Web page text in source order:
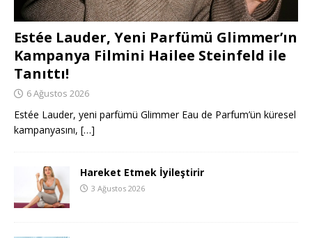
Estée Lauder, Yeni Parfümü Glimmer’ın
Kampanya Filmini Hailee Steinfeld ile
Tanıttı!
6 Ağustos 2026
Estée Lauder, yeni parfümü Glimmer Eau de Parfum’ün küresel
kampanyasını, […]
Hareket Etmek İyileştirir
3 Ağustos 2026